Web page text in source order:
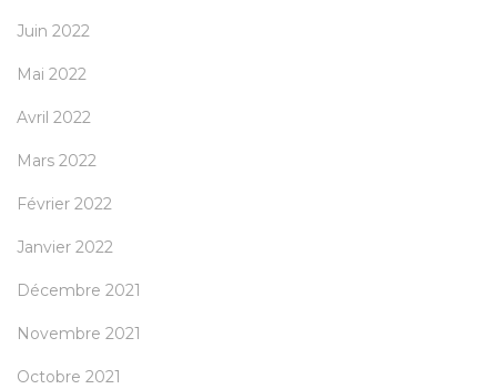
Juin 2022
Mai 2022
Avril 2022
Mars 2022
Février 2022
Janvier 2022
Décembre 2021
Novembre 2021
Octobre 2021